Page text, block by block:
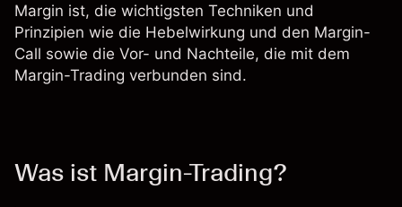
Margin ist, die wichtigsten Techniken und
Prinzipien wie die Hebelwirkung und den Margin-
Call sowie die Vor- und Nachteile, die mit dem
Margin-Trading verbunden sind.
Was ist Margin-Trading?